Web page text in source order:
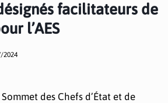
facilitateurs de
l’AES
2024
des Chefs d’État et de